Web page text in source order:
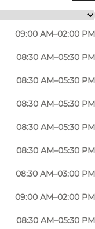
09:00 AM–02:00 PM
08:30 AM–05:30 PM
08:30 AM–05:30 PM
08:30 AM–05:30 PM
08:30 AM–05:30 PM
08:30 AM–05:30 PM
08:30 AM–03:00 PM
09:00 AM–02:00 PM
08:30 AM–05:30 PM
ApS –
i floristisk
kvalitet.
til 1979, hvor
Blomsterhus
har
gennem